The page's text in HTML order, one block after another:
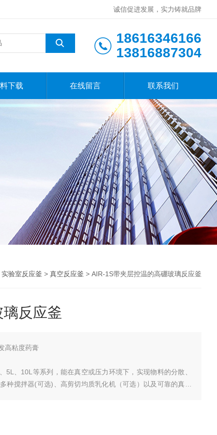
诚信促进发展，实力铸就品牌
18616346166
13816887304
下载 在线留言 联系我们
实验室反应釜 > 真空反应釜 > AIR-1S带夹层控温的高硼玻璃反应釜
反应釜
高粘度药膏
5L、10L等系列，能在真空或压力环境下，实现物料的分散、
种搅拌器(可选)、高剪切均质乳化机（可选）以及可靠的真空